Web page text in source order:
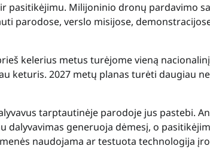
pasitikėjimu. Milijoninio dronų pardavimo
parodose, verslo misijose,
kelerius metus turėjome vieną
keturis. 2027 metų planas turėti daugiau
tarptautinėje parodoje jus pastebi.
dalyvavimas generuoja dėmesį, o
naudojama ar testuota technologija